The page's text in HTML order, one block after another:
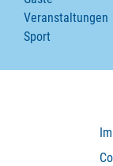
Veranstaltungen
Sport